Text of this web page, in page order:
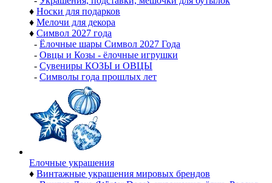
♦ Носки для подарков
♦ Мелочи для декора
♦ Символ 2027 года
- Ёлочные шары Символ 2027 Года
- Овцы и Козы - ёлочные игрушки
- Сувениры КОЗЫ и ОВЦЫ
- Символы года прошлых лет
Елочные украшения
♦ Винтажные украшения мировых брендов